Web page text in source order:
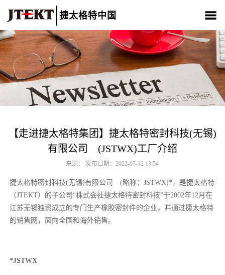
捷太格特中国
关于我们 产品介绍 新闻中心 CSR 人材招聘
联系我们
【走进捷太格特集团】捷太格特密封科技(无锡)
有限公司 (JSTWX)工厂介绍
来源： 发布日期：2022-07-12 13:54
捷太格特密封科技(无锡)有限公司 (略称：JSTWX)*，是捷太格特
（JTEKT）的子公司“株式会社捷太格特密封科技”于2002年12月在
江苏无锡独资成立的专门生产橡胶密封件的企业，并通过捷太格特
的销售网，面向全国和海外销售。
*JSTWX